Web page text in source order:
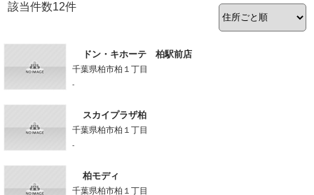
該当件数12件
ドン・キホーテ 柏駅前店
千葉県柏市柏１丁目
-
スカイプラザ柏
千葉県柏市柏１丁目
-
柏モディ
千葉県柏市柏１丁目